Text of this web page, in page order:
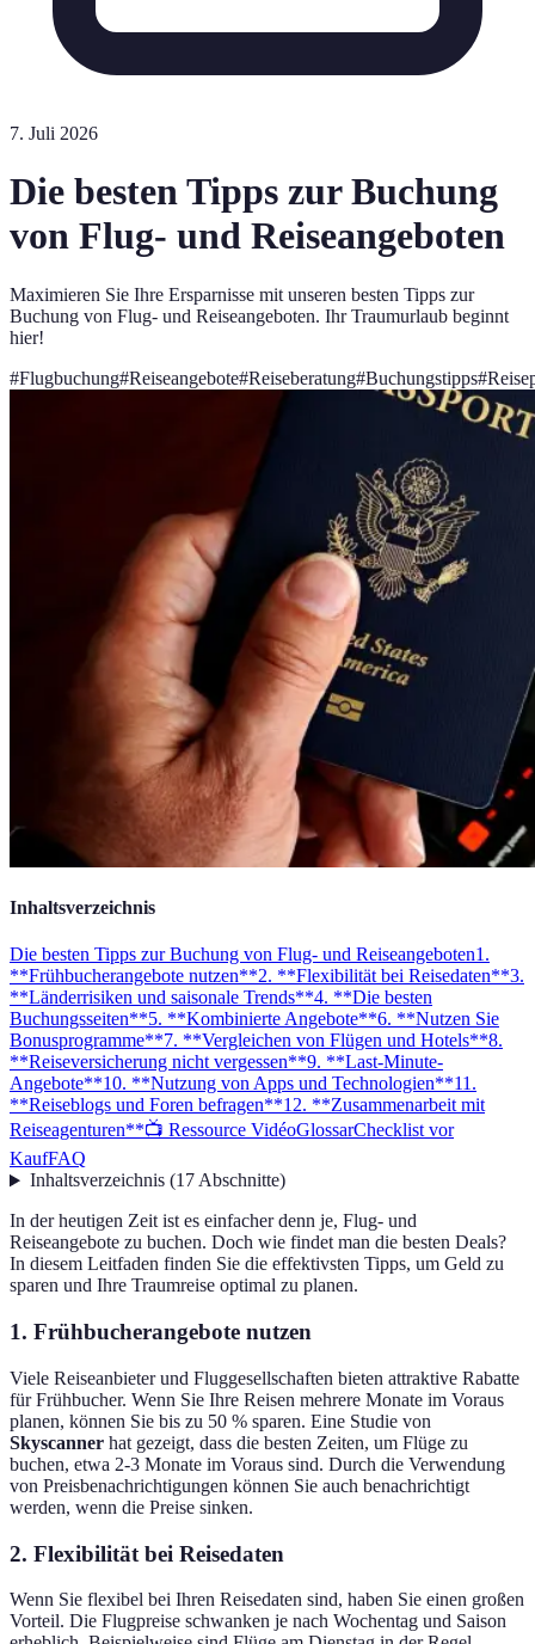
7. Juli 2026
Die besten Tipps zur Buchung
von Flug- und Reiseangeboten
Maximieren Sie Ihre Ersparnisse mit unseren besten Tipps zur
Buchung von Flug- und Reiseangeboten. Ihr Traumurlaub beginnt
hier!
#Flugbuchung#Reiseangebote#Reiseberatung#Buchungstipps#
Inhaltsverzeichnis
Die besten Tipps zur Buchung von Flug- und Reiseangeboten1.
**Frühbucherangebote nutzen**2. **Flexibilität bei Reisedaten**3.
**Länderrisiken und saisonale Trends**4. **Die besten
Buchungsseiten**5. **Kombinierte Angebote**6. **Nutzen Sie
Bonusprogramme**7. **Vergleichen von Flügen und Hotels**8.
**Reiseversicherung nicht vergessen**9. **Last-Minute-
Angebote**10. **Nutzung von Apps und Technologien**11.
**Reiseblogs und Foren befragen**12. **Zusammenarbeit mit
Reiseagenturen**📺 Ressource VidéoGlossarChecklist vor
KaufFAQ
Inhaltsverzeichnis(17Abschnitte)
In der heutigen Zeit ist es einfacher denn je, Flug- und
Reiseangebote zu buchen. Doch wie findet man die besten Deals?
In diesem Leitfaden finden Sie die effektivsten Tipps, um Geld zu
sparen und Ihre Traumreise optimal zu planen.
1. Frühbucherangebote nutzen
Viele Reiseanbieter und Fluggesellschaften bieten attraktive Rabatte
für Frühbucher. Wenn Sie Ihre Reisen mehrere Monate im Voraus
planen, können Sie bis zu 50 % sparen. Eine Studie von
Skyscanner hat gezeigt, dass die besten Zeiten, um Flüge zu
buchen, etwa 2-3 Monate im Voraus sind. Durch die Verwendung
von Preisbenachrichtigungen können Sie auch benachrichtigt
werden, wenn die Preise sinken.
2. Flexibilität bei Reisedaten
Wenn Sie flexibel bei Ihren Reisedaten sind, haben Sie einen großen
Vorteil. Die Flugpreise schwanken je nach Wochentag und Saison